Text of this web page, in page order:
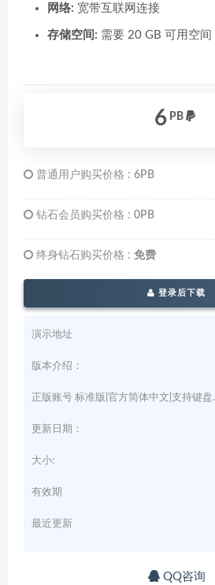
网络: 宽带互联网连接
存储空间: 需要 20 GB 可用空间
6 PB
普通用户购买价格 : 6PB
钻石会员购买价格 : 0PB
终身钻石购买价格 : 免费
登录后下载
演示地址
版本介绍：
正版账号 标准版|官方简体中文|支持键盘
更新日期：
大小:
有效期
最近更新
QQ咨询